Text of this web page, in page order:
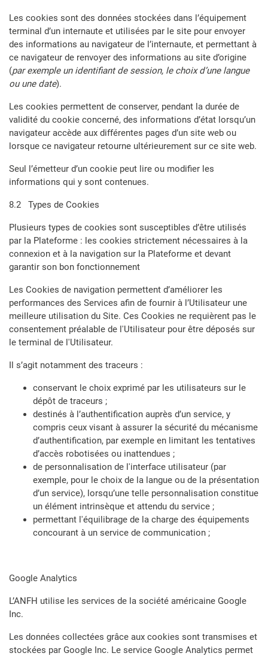
Les cookies sont des données stockées dans l’équipement
terminal d’un internaute et utilisées par le site pour envoyer
des informations au navigateur de l’internaute, et permettant à
ce navigateur de renvoyer des informations au site d’origine
(par exemple un identifiant de session, le choix d’une langue
ou une date).
Les cookies permettent de conserver, pendant la durée de
validité du cookie concerné, des informations d’état lorsqu’un
navigateur accède aux différentes pages d’un site web ou
lorsque ce navigateur retourne ultérieurement sur ce site web.
Seul l’émetteur d’un cookie peut lire ou modifier les
informations qui y sont contenues.
8.2 Types de Cookies
Plusieurs types de cookies sont susceptibles d’être utilisés
par la Plateforme : les cookies strictement nécessaires à la
connexion et à la navigation sur la Plateforme et devant
garantir son bon fonctionnement
Les Cookies de navigation permettent d’améliorer les
performances des Services afin de fournir à l’Utilisateur une
meilleure utilisation du Site. Ces Cookies ne requièrent pas le
consentement préalable de l'Utilisateur pour être déposés sur
le terminal de l'Utilisateur.
Il s’agit notamment des traceurs :
conservant le choix exprimé par les utilisateurs sur le
dépôt de traceurs ;
destinés à l’authentification auprès d’un service, y
compris ceux visant à assurer la sécurité du mécanisme
d’authentification, par exemple en limitant les tentatives
d’accès robotisées ou inattendues ;
de personnalisation de l'interface utilisateur (par
exemple, pour le choix de la langue ou de la présentation
d’un service), lorsqu’une telle personnalisation constitue
un élément intrinsèque et attendu du service ;
permettant l'équilibrage de la charge des équipements
concourant à un service de communication ;
Google Analytics
L’ANFH utilise les services de la société américaine Google
Inc.
Les données collectées grâce aux cookies sont transmises et
stockées par Google Inc. Le service Google Analytics permet